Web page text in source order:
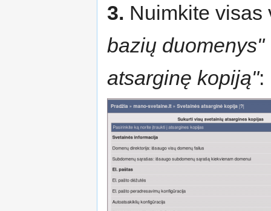
3. Nuimkite
bazių duomenys"
atsarginę kopiją":